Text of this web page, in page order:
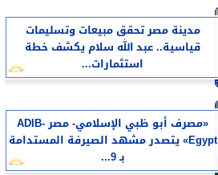
مدينة مصر تحقق مبيعات وتسليمات
قياسية.. عبد الله سلام يكشف خطة
استثمارات...
«مصرف أبو ظبي الإسلامي- مصر ADIB-
Egypt» يتصدر مشهد الصيرفة المستدامة
بـ 9...